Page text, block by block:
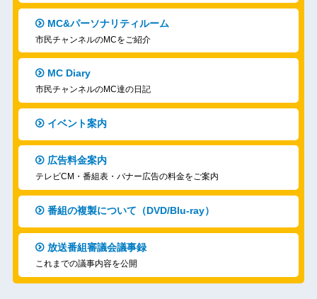
MC&パーソナリティルーム
市民チャンネルのMCをご紹介
MC Diary
市民チャンネルのMC達の日記
イベント案内
広告料金案内
テレビCM・番組表・バナー広告の料金をご案内
番組の複製について（DVD/Blu-ray）
放送番組審議会議事録
これまでの議事内容を公開